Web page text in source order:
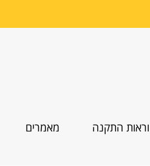
התקנה מאמרים